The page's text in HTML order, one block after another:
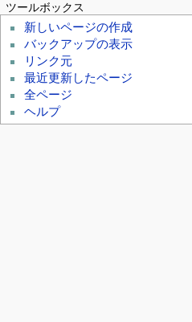
ツールボックス
新しいページの作成
バックアップの表示
リンク元
最近更新したページ
全ページ
ヘルプ